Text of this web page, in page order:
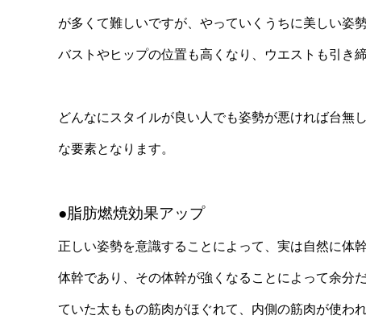
が多くて難しいですが、やっていくうちに美しい姿
バストやヒップの位置も高くなり、ウエストも引き
どんなにスタイルが良い人でも姿勢が悪ければ台無
な要素となります。
●脂肪燃焼効果アップ
正しい姿勢を意識することによって、実は自然に体
体幹であり、その体幹が強くなることによって余分
ていた太ももの筋肉がほぐれて、内側の筋肉が使わ